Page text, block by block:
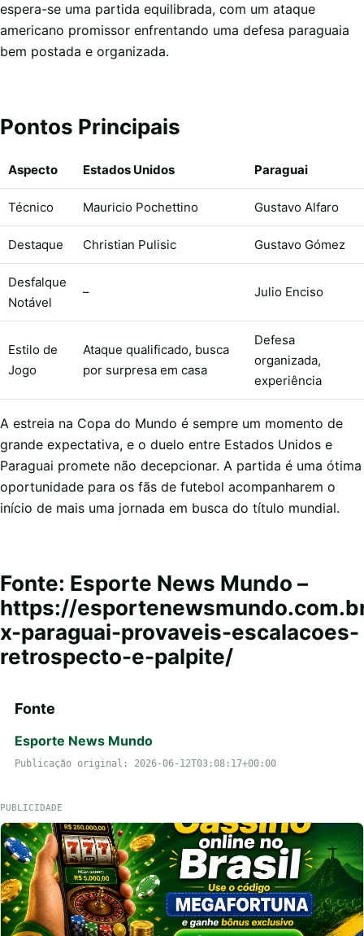
espera-se uma partida equilibrada, com um ataque
americano promissor enfrentando uma defesa paraguaia
bem postada e organizada.
Pontos Principais
Aspecto Estados Unidos Paraguai
Técnico Mauricio Pochettino Gustavo Alfaro
Destaque Christian Pulisic Gustavo Gómez
Desfalque
Notável
– Julio Enciso
Estilo de
Jogo
Ataque qualificado, busca
por surpresa em casa
Defesa
organizada,
experiência
A estreia na Copa do Mundo é sempre um momento de
grande expectativa, e o duelo entre Estados Unidos e
Paraguai promete não decepcionar. A partida é uma ótima
oportunidade para os fãs de futebol acompanharem o
início de mais uma jornada em busca do título mundial.
Fonte: Esporte News Mundo –
https://
x-paraguai-provaveis-escalacoes-
retrospecto-e-palpite/
Fonte
Esporte News Mundo
Publicação original: 2026-06-12T03:08:17+00:00
PUBLICIDADE